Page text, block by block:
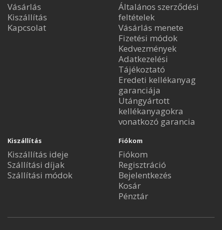
Vásárlás
Kiszállítás
Kapcsolat
Általános szerződési
feltételek
Vásárlás menete
Fizetési módok
Kedvezmények
Adatkezelési
Tájékoztató
Eredeti kellékanyag
garanciája
Utángyártott
kellékanyagokra
vonatkozó garancia
Kiszállítás
Kiszállítás ideje
Szállítási díjak
Szállítási módok
Fiókom
Fiókom
Regisztráció
Bejelentkezés
Kosár
Pénztár